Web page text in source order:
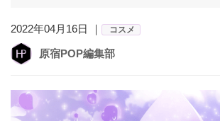
2022年04月16日 ｜ コスメ
原宿POP編集部